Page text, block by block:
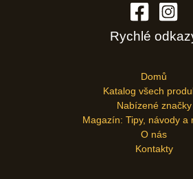
Rychlé
Domů
Katalog všech
Nabízené značky
Magazín: Tipy, návody a
O nás
Kontakty